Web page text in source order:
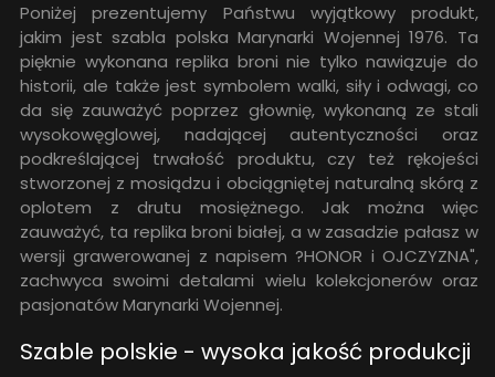
Poniżej prezentujemy Państwu wyjątkowy produkt,
jakim jest szabla polska Marynarki Wojennej 1976. Ta
pięknie wykonana replika broni nie tylko nawiązuje do
historii, ale także jest symbolem walki, siły i odwagi, co
da się zauważyć poprzez głownię, wykonaną ze stali
wysokowęglowej, nadającej autentyczności oraz
podkreślającej trwałość produktu, czy też rękojeści
stworzonej z mosiądzu i obciągniętej naturalną skórą z
oplotem z drutu mosiężnego. Jak można więc
zauważyć, ta replika broni białej, a w zasadzie pałasz w
wersji grawerowanej z napisem ?HONOR i OJCZYZNA",
zachwyca swoimi detalami wielu kolekcjonerów oraz
pasjonatów Marynarki Wojennej.
Szable polskie - wysoka jakość produkcji